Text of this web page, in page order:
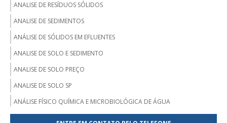
ANALISE DE RESÍDUOS SÓLIDOS
ANALISE DE SEDIMENTOS
ANÁLISE DE SÓLIDOS EM EFLUENTES
ANALISE DE SOLO E SEDIMENTO
ANALISE DE SOLO PREÇO
ANALISE DE SOLO SP
ANÁLISE FÍSICO QUÍMICA E MICROBIOLÓGICA DE ÁGUA